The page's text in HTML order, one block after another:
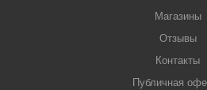
Магазины
Отзывы
Контакты
Публичная